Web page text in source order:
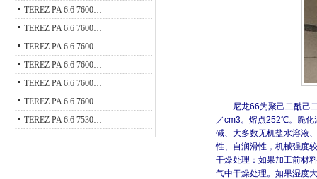
TEREZ PA 6.6 7600…
TEREZ PA 6.6 7600…
TEREZ PA 6.6 7600…
TEREZ PA 6.6 7600…
TEREZ PA 6.6 7600…
TEREZ PA 6.6 7600…
TEREZ PA 6.6 7530…
尼龙66为聚己二酰己
／cm3。熔点252℃。脆化
碱、大多数无机盐水溶液
性、自润滑性，机械强度
干燥处理：如果加工前材
气中干燥处理。如果湿度